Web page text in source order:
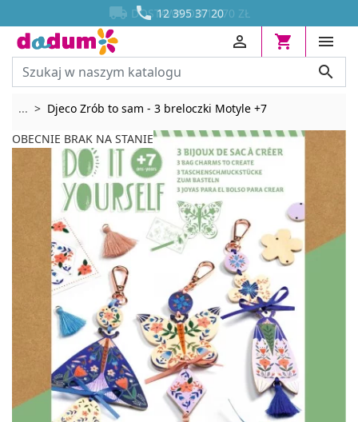
 12 395 37 20
 DOSTAWA OD 13,70 ZŁ






... Rozwiń breadcrumbs
Djeco Zrób to sam - 3 breloczki Motyle +7
OBECNIE BRAK NA STANIE